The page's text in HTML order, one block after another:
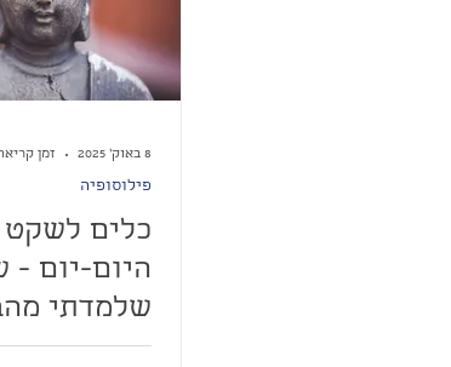
8 באוק׳ 2025 זמן קריאה 4
פילוסופיה
כלים לשקט
היום-יום -
שלמדתי
בטייוואן